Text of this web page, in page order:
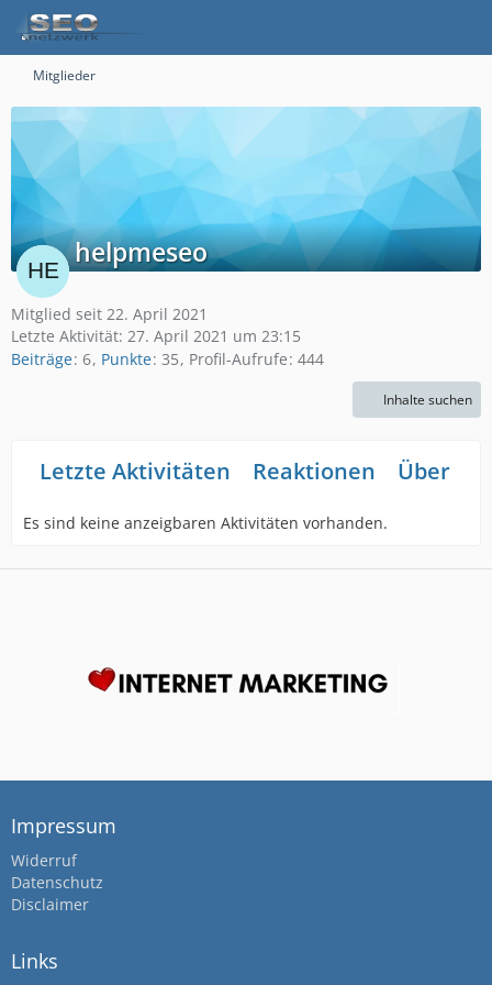
Mitglieder
helpmeseo
Mitglied seit 22. April 2021
Letzte Aktivität: 27. April 2021 um 23:15
Beiträge 6 Punkte 35 Profil-Aufrufe 444
Inhalte suchen
Letzte Aktivitäten Reaktionen Über
Es sind keine anzeigbaren Aktivitäten vorhanden.
Impressum
Widerruf
Datenschutz
Disclaimer
Links